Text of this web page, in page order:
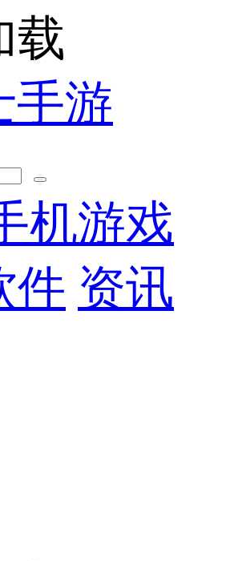
载
机游戏
件 资讯